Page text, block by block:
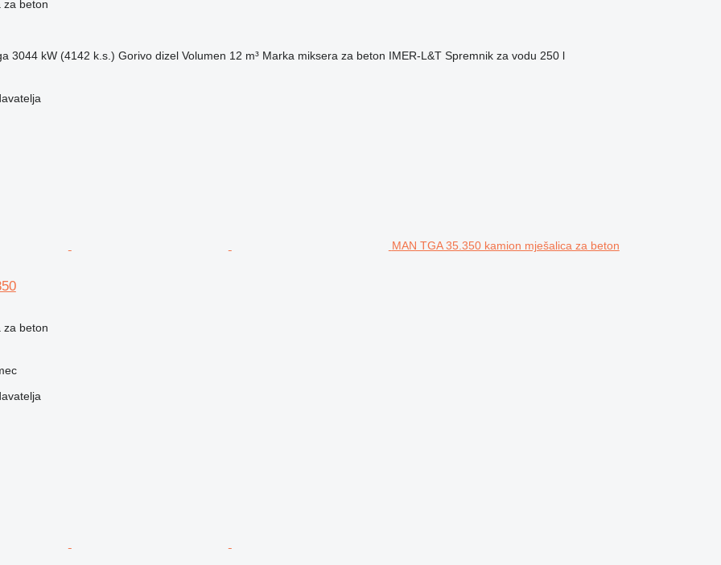
za beton
3044 kW (4142 k.s.) Gorivo dizel Volumen 12 m³ Marka miksera za beton IMER-L&T Spremnik za vodu 250 l
MAN TGA 35.350 kamion mješalica za beton
za beton